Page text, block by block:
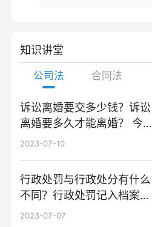
知识讲堂
公司法 合同法
诉讼离婚要交多少钱？诉讼
离婚要多久才能离婚？ 今日
热闻
2023-07-10
行政处罚与行政处分有什么
不同？行政处罚记入档案
吗？
2023-07-07